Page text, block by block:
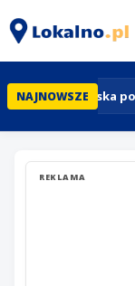
NAJNOWSZE
Bytomska
REKLAMA